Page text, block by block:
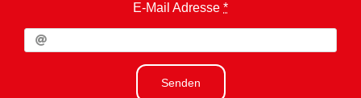
E-Mail Adresse *
Senden